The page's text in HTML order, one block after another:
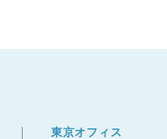
東京オフィス